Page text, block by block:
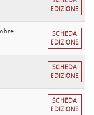
EDIZIONE
SCHEDA
EDIZIONE
SCHEDA
EDIZIONE
SCHEDA
EDIZIONE